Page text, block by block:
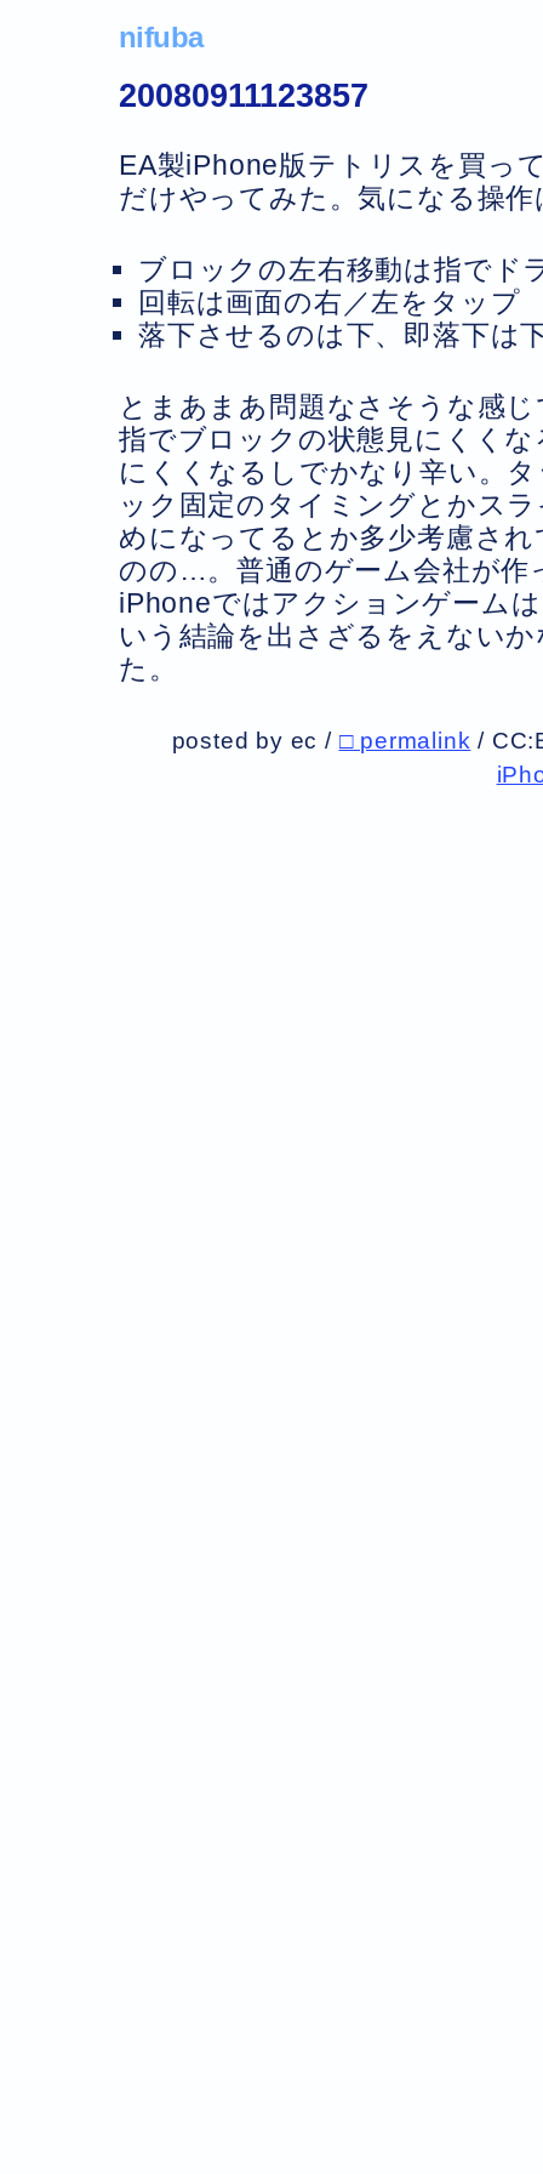
nifuba
20080911123857
EA製iPhone版テトリスを買っ
だけやってみた。気になる操作
ブロックの左右移動は指でド
回転は画面の右／左をタップ
落下させるのは下、即落下は
とまあまあ問題なさそうな感
指でブロックの状態見にくく
にくくなるしでかなり辛い。
ック固定のタイミングとかス
めになってるとか多少考慮さ
のの…。普通のゲーム会社が作
iPhoneではアクションゲーム
いう結論を出さざるをえない
た。
posted by ec / □ permalink /